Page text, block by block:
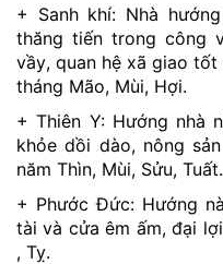
+ Sanh khí: Nhà
thăng tiến trong công
vầy, quan hệ xã giao
tháng Mão, Mùi, Hợi.
+ Thiên Y: Hướng nhà
khỏe dồi dào, nông
năm Thìn, Mùi, Sửu, Tuất.
+ Phước Đức: Hướng
tài và cửa êm ấm, đại
, Tỵ.